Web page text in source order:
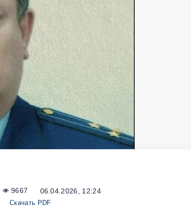
9667 06.04.2026, 12:24
Скачать PDF